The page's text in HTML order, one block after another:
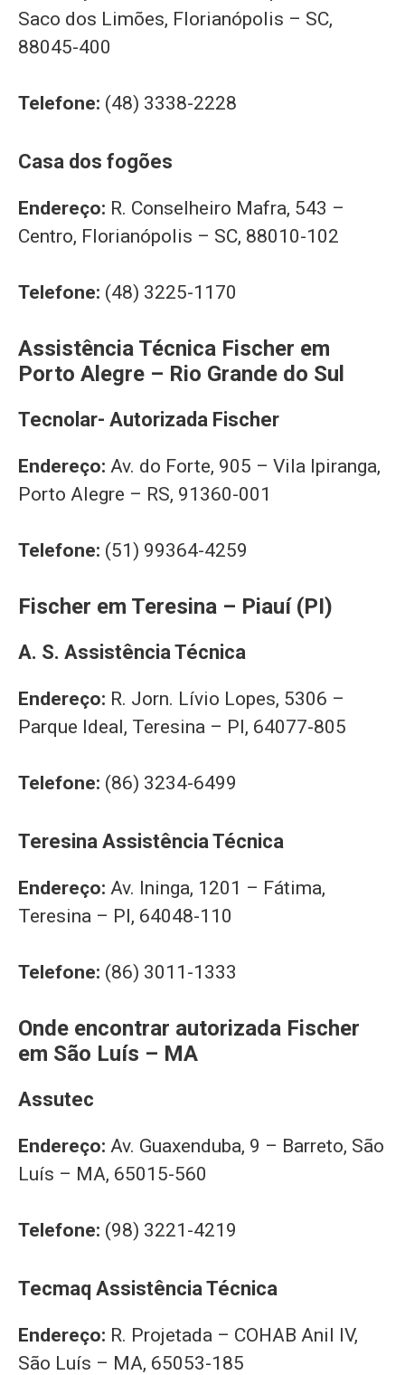
Saco dos Limões, Florianópolis – SC,
88045-400
Telefone: (48) 3338-2228
Casa dos fogões
Endereço: R. Conselheiro Mafra, 543 –
Centro, Florianópolis – SC, 88010-102
Telefone: (48) 3225-1170
Assistência Técnica Fischer em
Porto Alegre – Rio Grande do Sul
Tecnolar- Autorizada Fischer
Endereço: Av. do Forte, 905 – Vila Ipiranga,
Porto Alegre – RS, 91360-001
Telefone: (51) 99364-4259
Fischer em Teresina – Piauí (PI)
A. S. Assistência Técnica
Endereço: R. Jorn. Lívio Lopes, 5306 –
Parque Ideal, Teresina – PI, 64077-805
Telefone: (86) 3234-6499
Teresina Assistência Técnica
Endereço: Av. Ininga, 1201 – Fátima,
Teresina – PI, 64048-110
Telefone: (86) 3011-1333
Onde encontrar autorizada Fischer
em São Luís – MA
Assutec
Endereço: Av. Guaxenduba, 9 – Barreto, São
Luís – MA, 65015-560
Telefone: (98) 3221-4219
Tecmaq Assistência Técnica
Endereço: R. Projetada – COHAB Anil IV,
São Luís – MA, 65053-185